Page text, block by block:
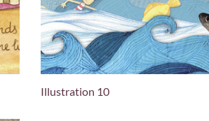
Illustration 10